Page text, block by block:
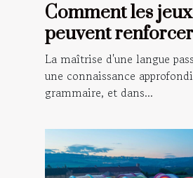
Comment les
peuvent
grammaire
La maîtrise d'une langue
une connaissance
grammaire, et dans...